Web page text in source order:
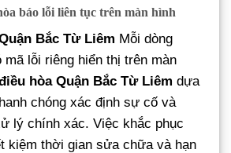
báo lỗi liên tục trên màn hình
Bắc Từ Liêm Mỗi dòng
mã lỗi riêng hiển thị trên màn
hòa Quận Bắc Từ Liêm dựa
chóng xác định sự cố và
lý chính xác. Việc khắc phục
kiệm thời gian sửa chữa và hạn